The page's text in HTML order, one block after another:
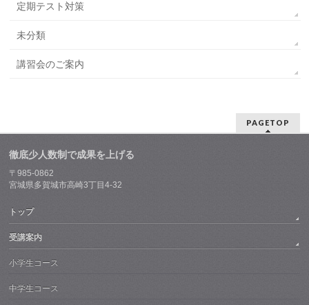
定期テスト対策
未分類
講習会のご案内
PAGETOP
徹底少人数制で成果を上げる
〒985-0862
宮城県多賀城市高崎3丁目4-32
トップ
受講案内
小学生コース
中学生コース